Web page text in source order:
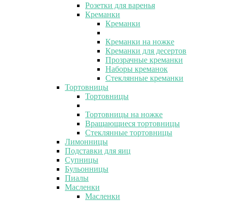
Розетки для варенья
Креманки
Креманки
Креманки на ножке
Креманки для десертов
Прозрачные креманки
Наборы креманок
Стеклянные креманки
Тортовницы
Тортовницы
Тортовницы на ножке
Вращающиеся тортовницы
Стеклянные тортовницы
Лимонницы
Подставки для яиц
Супницы
Бульонницы
Пиалы
Масленки
Масленки